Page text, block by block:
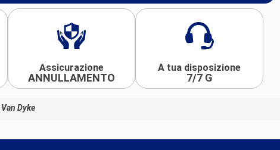
Assicurazione
ANNULLAMENTO
A tua disposizione
7/7 G
Dyke